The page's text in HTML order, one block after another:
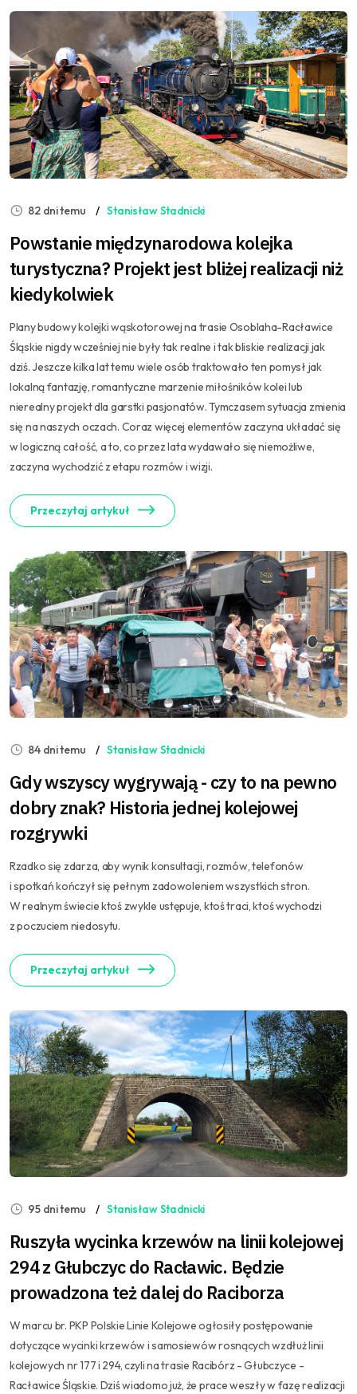
82 dni temu Stanisław Stadnicki
Powstanie międzynarodowa kolejka
turystyczna? Projekt jest bliżej realizacji niż
kiedykolwiek
Plany budowy kolejki wąskotorowej na trasie Osoblaha-Racławice
Śląskie nigdy wcześniej nie były tak realne i tak bliskie realizacji jak
dziś. Jeszcze kilka lat temu wiele osób traktowało ten pomysł jak
lokalną fantazję, romantyczne marzenie miłośników kolei lub
nierealny projekt dla garstki pasjonatów. Tymczasem sytuacja zmienia
się na naszych oczach. Coraz więcej elementów zaczyna układać się
w logiczną całość, a to, co przez lata wydawało się niemożliwe,
zaczyna wychodzić z etapu rozmów i wizji.
Przeczytaj artykuł
84 dni temu Stanisław Stadnicki
Gdy wszyscy wygrywają - czy to na pewno
dobry znak? Historia jednej kolejowej
rozgrywki
Rzadko się zdarza, aby wynik konsultacji, rozmów, telefonów
i spotkań kończył się pełnym zadowoleniem wszystkich stron.
W realnym świecie ktoś zwykle ustępuje, ktoś traci, ktoś wychodzi
z poczuciem niedosytu.
Przeczytaj artykuł
95 dni temu Stanisław Stadnicki
Ruszyła wycinka krzewów na linii kolejowej
294 z Głubczyc do Racławic. Będzie
prowadzona też dalej do Raciborza
W marcu br. PKP Polskie Linie Kolejowe ogłosiły postępowanie
dotyczące wycinki krzewów i samosiewów rosnących wzdłuż linii
kolejowych nr 177 i 294, czyli na trasie Racibórz - Głubczyce -
Racławice Śląskie. Dziś wiadomo już, że prace weszły w fazę realizacji